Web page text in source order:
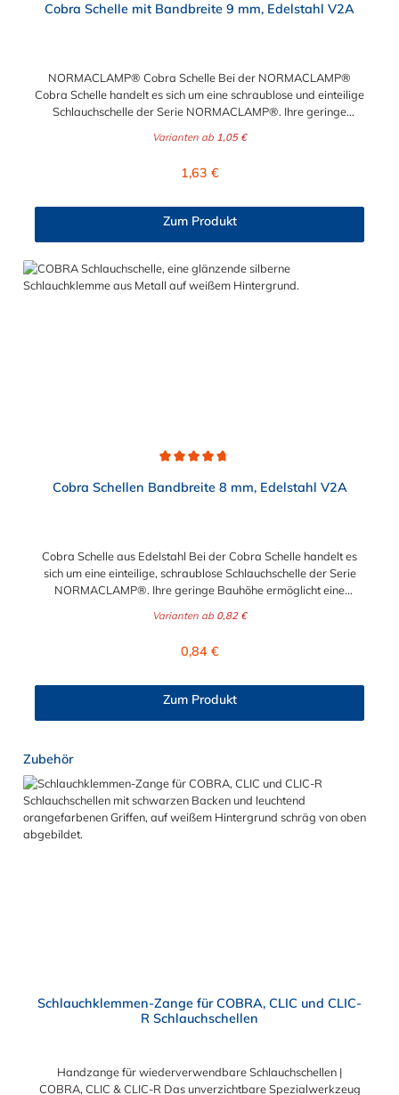
Cobra Schelle mit Bandbreite 9 mm, Edelstahl V2A
NORMACLAMP® Cobra Schelle Bei der NORMACLAMP®
Cobra Schelle handelt es sich um eine schraublose und einteilige
Schlauchschelle der Serie NORMACLAMP®. Ihre geringe
fachgerechte Montage auch auf engstem Raum. Die Montage
Spannzange durchgeführt. Ein Öffnen der NORMACLAMP®
möglich. Die unterschiedliche Farbkennzeichnung entsprechend
der Nenndurchmesser, gewährleistet eine sichere optische
Unterscheidung der NORMACLAMP® Cobra Schelle. Der
Spannbereich der Schlauchschelle liegt zwischen 31 mm und
77 mm.
Varianten ab 1,05 €
Regulärer Preis:
1,63 €
Zum Produkt
Cobra Schellen Bandbreite 8 mm, Edelstahl V2A
Cobra Schelle aus Edelstahl Bei der Cobra Schelle handelt es
sich um eine einteilige, schraublose Schlauchschelle der Serie
NORMACLAMP®. Ihre geringe Bauhöhe ermöglicht eine
Schelle aus Edelstahl ist einfach in der Handhabung und erfolgt
Cobra Schelle ist zerstörungsfrei mit Hilfe eines
Farbkennzeichnung entsprechend der Nenndurchmesser,
gewährleistet eine sichere optische Unterscheidung der
Schellen. Der Spannbereich der Cobra Schelle aus Edelstahl ist
Varianten ab 0,82 €
Regulärer Preis:
0,84 €
Zum Produkt
Produktgalerie überspringen
Zubehör
Schlauchklemmen-Zange für COBRA, CLIC und CLIC-
R Schlauchschellen
Handzange für wiederverwendbare Schlauchschellen |
COBRA, CLIC & CLIC-R Das unverzichtbare Spezialwerkzeug